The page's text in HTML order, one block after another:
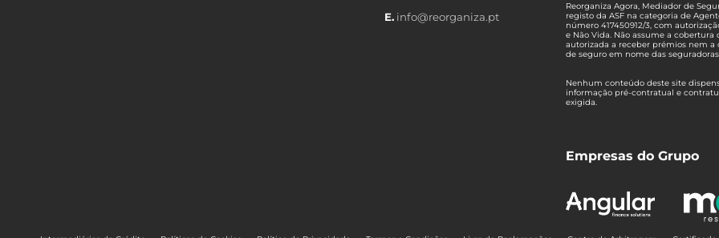
E. info@reorganiza.pt
Reorganiza Agora, Mediador de
registo da ASF na categoria de
número 417450912/3, com
e Não Vida. Não assume a cobertura
autorizada a receber prémios nem a
de seguro em nome das
Nenhum conteúdo deste site
informação pré-contratual e
exigida.
Empresas do Grupo